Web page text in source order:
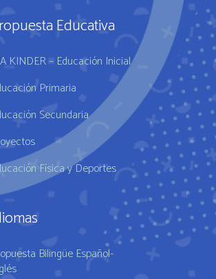
Educativa
KINDER – Educación Inicial
Primaria
Secundaria
Física y Deportes
Bilingüe Español-